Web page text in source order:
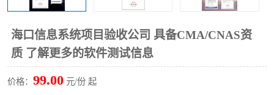
海口信息系统项目验收公司 具备CMA/CNAS资
质 了解更多的软件测试信息
价格： 99.00 元/份 起